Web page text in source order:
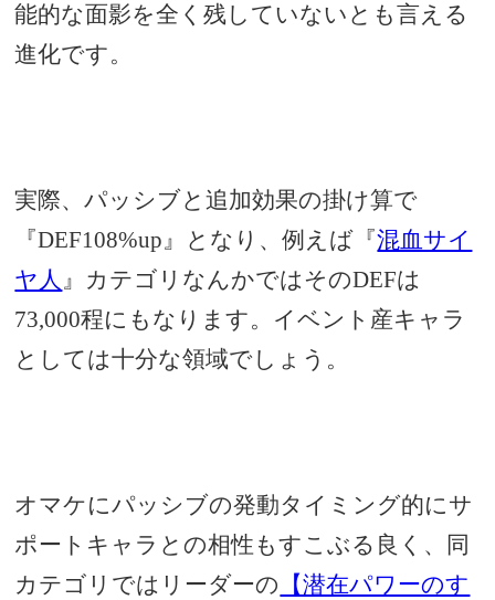
能的な面影を全く残していないとも言える
進化です。
実際、パッシブと追加効果の掛け算で
『DEF108%up』となり、例えば『混血サイ
ヤ人 』カテゴリなんかではそのDEFは
73,000程にもなります。イベント産キャラ
としては十分な領域でしょう。
オマケにパッシブの発動タイミング的にサ
ポートキャラとの相性もすこぶる良く、同
カテゴリではリーダーの
【潜在パワーのす